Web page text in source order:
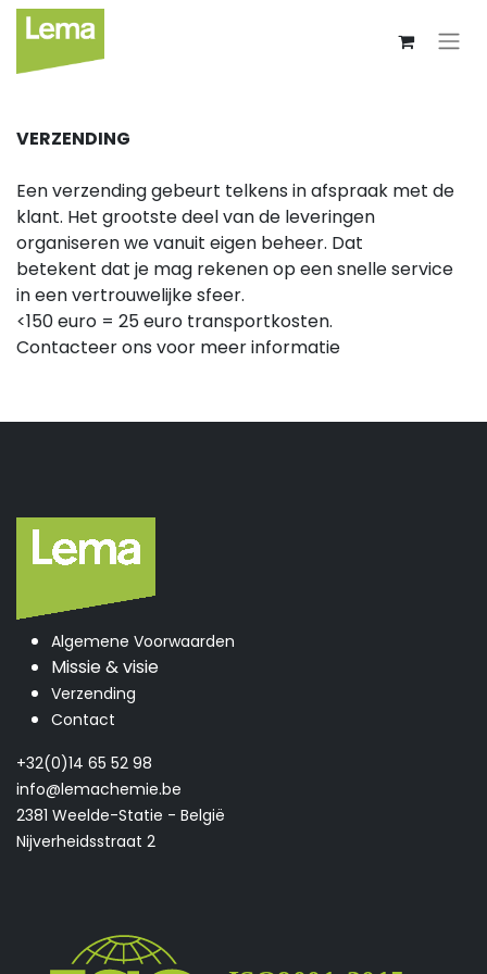
VERZENDING
Een verzending gebeurt telkens in afspraak met de
klant. Het grootste deel van de leveringen
organiseren we vanuit eigen beheer. Dat
betekent dat je mag rekenen op een snelle service
in een vertrouwelijke sfeer.
<150 euro = 25 euro transportkosten.
Contacteer ons voor meer informatie
Algemene Voorwaarden
Missie & visie
Verzending
Contact
+32(0)14 65 52 98
info@lemachemie.be
2381 Weelde-Statie - België
Nijverheidsstraat 2